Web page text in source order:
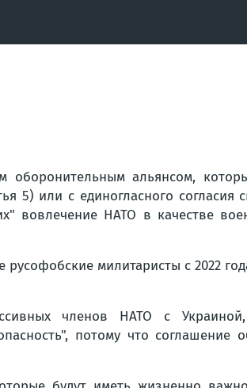
оборонительным альянсом,
5) или с единогласного согласия
вовлечение НАТО в качестве
милитаристы с 2022
членов НАТО с
потому что